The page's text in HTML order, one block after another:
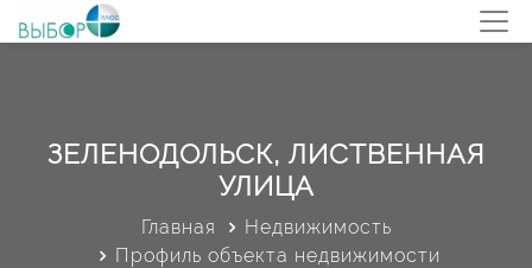
ЗЕЛЕНОДОЛЬСК, ЛИСТВЕННАЯ
УЛИЦА
Главная
Недвижимость
Профиль объекта недвижимости